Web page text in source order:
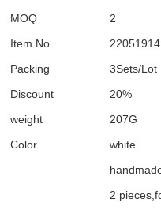
MOQ
2
Item No.
Packing
3Sets/Lot
Discount
20%
weight
207G
Color
white
2